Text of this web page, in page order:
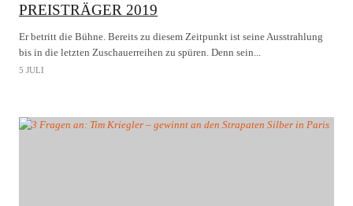
PREISTRÄGER 2019
Er betritt die Bühne. Bereits zu diesem Zeitpunkt ist seine Ausstrahlung
bis in die letzten Zuschauerreihen zu spüren. Denn sein...
5 JULI